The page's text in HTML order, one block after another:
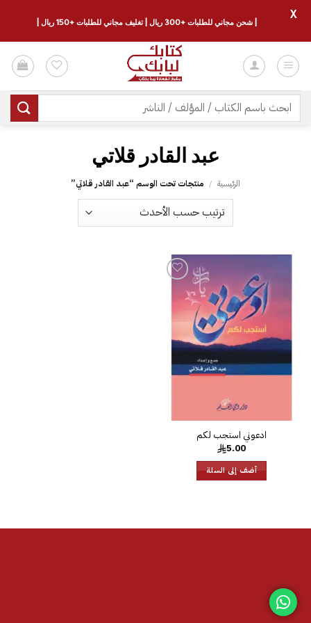
للمحتوى
البحث
عن:
عبد القادر قلاتي
الرئيسية / منتجات تحت الوسم “عبد القادر قلاتي”
إلى
ادعوني استجب لكم
5.00
أضف إلى السلة
| شحن مجاني للطلبات +300 ريال | تغليف مجاني للطلبات +150 ريال |
X